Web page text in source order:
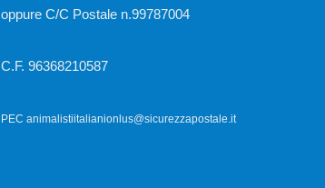
oppure C/C Postale n.99787004
C.F. 96368210587
PEC animalistiitalianionlus@sicurezzapostale.it